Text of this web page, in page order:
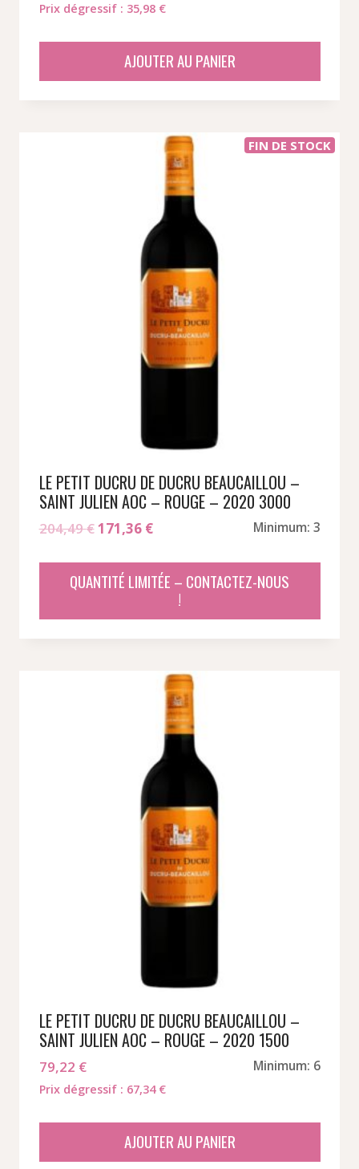
Prix dégressif : 35,98 €
AJOUTER AU PANIER
FIN DE STOCK
LE PETIT DUCRU DE DUCRU BEAUCAILLOU –
SAINT JULIEN AOC – ROUGE – 2020 3000
204,49€Le
initial
était :
171,36 €Le
actuel
est :
Minimum: 3
QUANTITÉ LIMITÉE – CONTACTEZ-NOUS
!
LE PETIT DUCRU DE DUCRU BEAUCAILLOU –
SAINT JULIEN AOC – ROUGE – 2020 1500
79,22 € Minimum: 6
Prix dégressif : 67,34 €
AJOUTER AU PANIER